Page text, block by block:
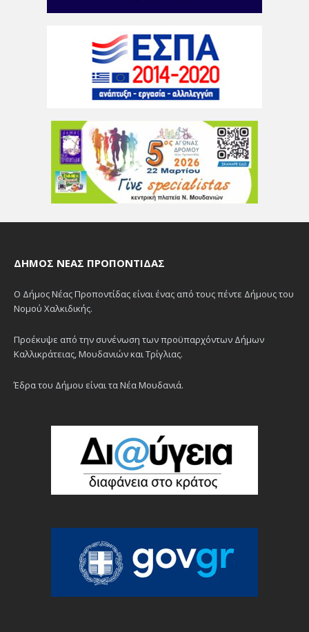
ΔΉΜΟΣ ΝΈΑΣ ΠΡΟΠΟΝΤΊΔΑΣ
Ο Δήμος Νέας Προποντίδας είναι ένας από τους πέντε Δήμους του
Νομού Χαλκιδικής.
Προέκυψε από την συνένωση των προϋπαρχόντων Δήμων
Καλλικράτειας, Μουδανιών και Τρίγλιας.
Έδρα του Δήμου είναι τα Νέα Μουδανιά.